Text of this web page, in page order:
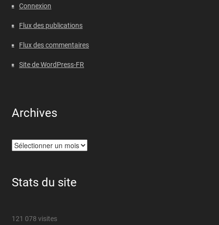
Connexion
Flux des publications
Flux des commentaires
Site de WordPress-FR
Archives
Archives
Stats du site
121 078 visites